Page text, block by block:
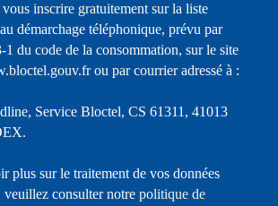
inscrire gratuitement sur la liste
démarchage téléphonique, prévu par
du code de la consommation, sur le site
ou par courrier adressé à :
Service Bloctel, CS 61311, 41013
plus sur le traitement de vos données
veuillez consulter notre politique de